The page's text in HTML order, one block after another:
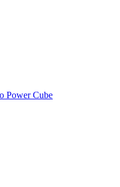
Power Cube